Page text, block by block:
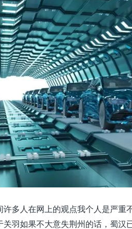
许多人在网上的观点我个人是严重
关羽如果不大意失荆州的话，蜀汉